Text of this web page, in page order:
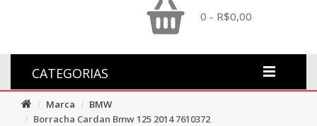
0 - R$0,00
CATEGORIAS
Marca
BMW
Borracha Cardan Bmw 125 2014 7610372